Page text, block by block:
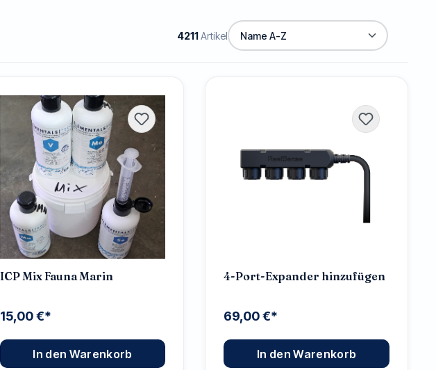
4211Artikel
ICP Mix Fauna Marin
15,00 €*
In den Warenkorb
4-Port-Expander hinzufügen
69,00 €*
In den Warenkorb